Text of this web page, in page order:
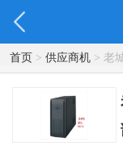
首页> 供应商机> 老